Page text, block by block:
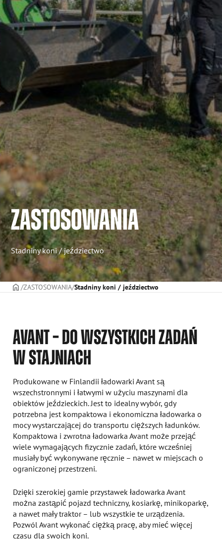
ZASTOSOWANIA
Stadniny koni / jeździectwo
STRONA TYTUŁOWA
ZASTOSOWANIA Stadniny koni / jeździectwo
AVANT – DO WSZYSTKICH ZADAŃ
W STAJNIACH
Produkowane w Finlandii ładowarki Avant są
wszechstronnymi i łatwymi w użyciu maszynami dla
obiektów jeździeckich. Jest to idealny wybór, gdy
potrzebna jest kompaktowa i ekonomiczna ładowarka o
mocy wystarczającej do transportu cięższych ładunków.
Kompaktowa i zwrotna ładowarka Avant może przejąć
wiele wymagających fizycznie zadań, które wcześniej
musiały być wykonywane ręcznie – nawet w miejscach o
ograniczonej przestrzeni.
Dzięki szerokiej gamie przystawek ładowarka Avant
można zastąpić pojazd techniczny, kosiarkę, minikoparkę,
a nawet mały traktor – lub wszystkie te urządzenia.
Pozwól Avant wykonać ciężką pracę, aby mieć więcej
czasu dla swoich koni.